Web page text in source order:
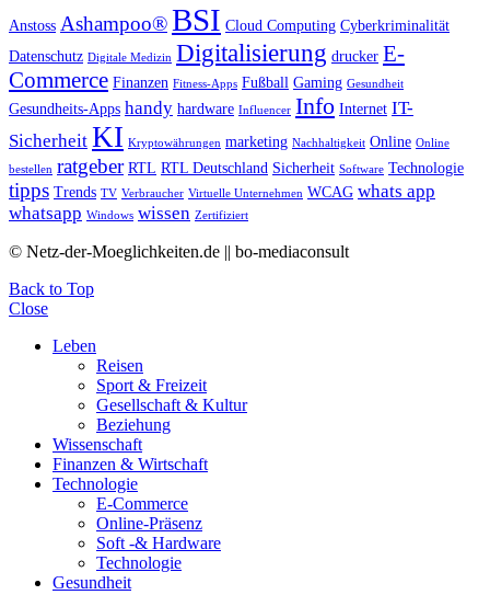
Anstoss Ashampoo®BSI Cloud Computing Cyberkriminalität
Datenschutz Digitale Medizin Digitalisierung drucker E-
Commerce Finanzen Fitness-Apps Fußball Gaming Gesundheit
Gesundheits-Apps handy hardware Influencer Info Internet IT-
Sicherheit KI Kryptowährungen marketing Nachhaltigkeit Online Online
bestellen ratgeber RTL RTL Deutschland Sicherheit Software Technologie
tipps Trends TV Verbraucher Virtuelle Unternehmen WCAG whats app
whatsapp Windows wissen Zertifiziert
© Netz-der-Moeglichkeiten.de || bo-mediaconsult
Back to Top
Close
Leben
Reisen
Sport & Freizeit
Gesellschaft & Kultur
Beziehung
Wissenschaft
Finanzen & Wirtschaft
Technologie
E-Commerce
Online-Präsenz
Soft -& Hardware
Technologie
Gesundheit